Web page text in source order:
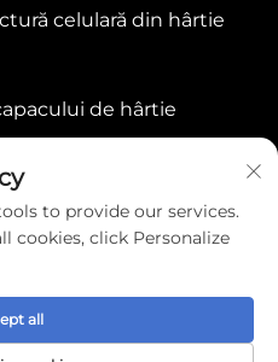
celulară din hârtie
de hârtie
de confidențialitate
to provide our services.
cookies, click Personalize
all